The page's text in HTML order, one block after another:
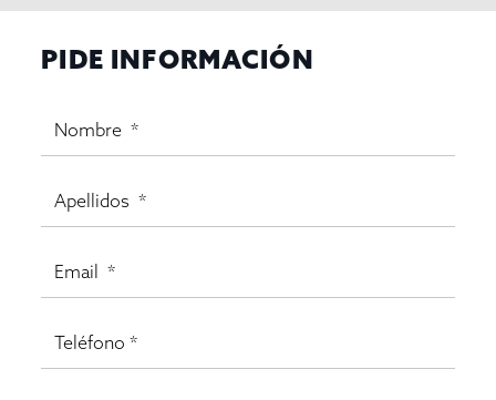
Gestiona Inmo Olaya, agencia líder en traspasos de negocios
PIDE INFORMACIÓN